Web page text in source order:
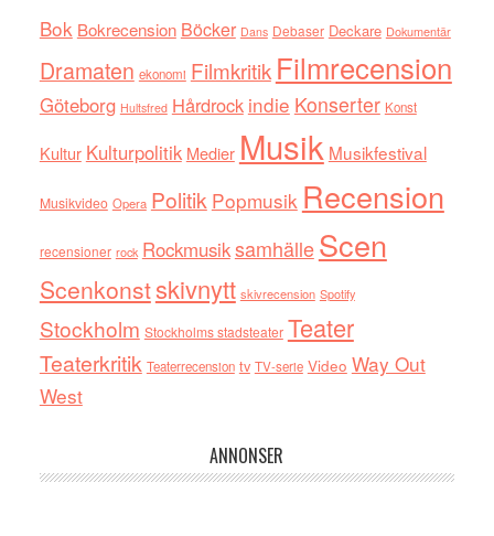
Bok Bokrecension Böcker Dans Debaser Deckare Dokumentär
Dramaten ekonomi Filmkritik Filmrecension
Göteborg Hultsfred Hårdrock indie Konserter Konst
Kultur Kulturpolitik Medier Musik Musikfestival
Musikvideo Opera Politik Popmusik Recension
recensioner rock RockmusiksamhälleScen
Scenkonstskivnytt skivrecension Spotify
Stockholm Stockholms stadsteater Teater
Teaterkritik Teaterrecension tv TV-serie Video Way Out
West
ANNONSER